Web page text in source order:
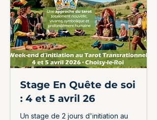
Stage En Quête de soi
: 4 et 5 avril 26
Un stage de 2 jours d'initiation au